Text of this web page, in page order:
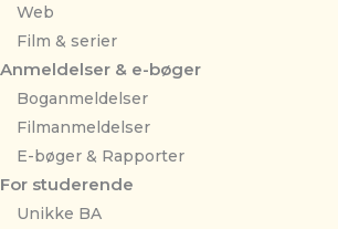
Web
Film & serier
Anmeldelser & e-bøger
Boganmeldelser
Filmanmeldelser
E-bøger & Rapporter
For studerende
Unikke BA